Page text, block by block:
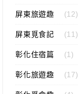
屏東旅遊趣 (12)
屏東覓食記 (11)
彰化住宿篇 (1)
彰化旅遊趣 (17)